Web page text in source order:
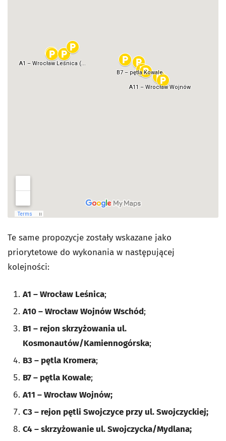
Te same propozycje zostały wskazane jako
priorytetowe do wykonania w następującej
kolejności:
A1 – Wrocław Leśnica;
A10 – Wrocław Wojnów Wschód;
B1 – rejon skrzyżowania ul.
Kosmonautów/Kamiennogórska;
B3 – pętla Kromera;
B7 – pętla Kowale;
A11 – Wrocław Wojnów;
C3 – rejon pętli Swojczyce przy ul. Swojczyckiej;
C4 – skrzyżowanie ul. Swojczycka/Mydlana;